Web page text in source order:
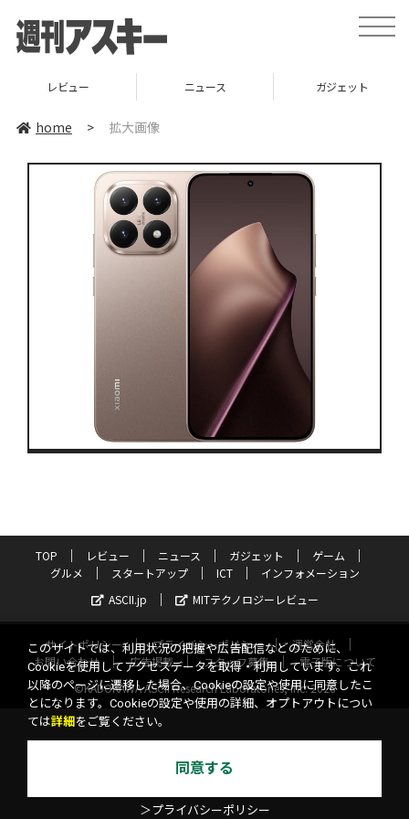
toggle
レビュー ニュース ガジェット
home > 拡大画像
TOP レビュー ニュース ガジェット
ゲーム
グルメ
スタートアップ ICT
インフォメーション
ASCII.jp
MITテクノロジーレビュー
サイトポリシー プライバシーポリシー
運営会社
お問い合わせ
広告掲載 スタッフ募集
電子版について
©KADOKAWA ASCII Research Laboratories, Inc. 2026
このサイトでは、利用状況の把握や広告配信などのために、
Cookieを使用してアクセスデータを取得・利用しています。これ
以降のページに遷移した場合、Cookieの設定や使用に同意したこ
とになります。Cookieの設定や使用の詳細、オプトアウトについ
ては詳細 をご覧ください。
同意する
＞プライバシーポリシー